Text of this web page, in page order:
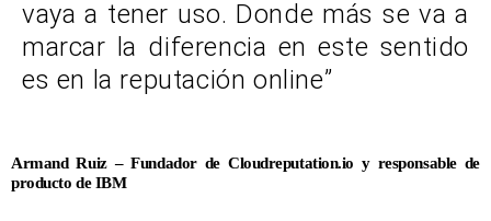
vaya a tener uso. Donde más se va a
marcar la diferencia en este sentido
es en la reputación online”
Armand Ruiz – Fundador de Cloudreputation.io y responsable de
producto de IBM